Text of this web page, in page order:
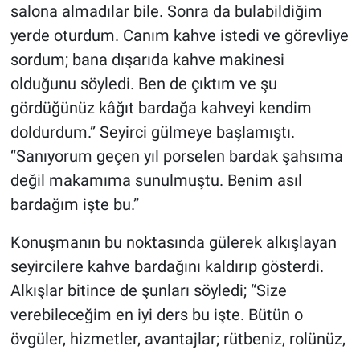
salona almadılar bile. Sonra da bulabildiğim
yerde oturdum. Canım kahve istedi ve görevliye
sordum; bana dışarıda kahve makinesi
olduğunu söyledi. Ben de çıktım ve şu
gördüğünüz kâğıt bardağa kahveyi kendim
doldurdum.” Seyirci gülmeye başlamıştı.
“Sanıyorum geçen yıl porselen bardak şahsıma
değil makamıma sunulmuştu. Benim asıl
bardağım işte bu.”
Konuşmanın bu noktasında gülerek alkışlayan
seyircilere kahve bardağını kaldırıp gösterdi.
Alkışlar bitince de şunları söyledi; “Size
verebileceğim en iyi ders bu işte. Bütün o
övgüler, hizmetler, avantajlar; rütbeniz, rolünüz,